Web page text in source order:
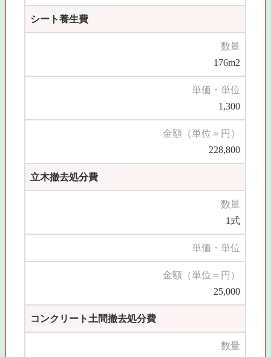
シート養生費
数量
176m2
単価・単位
1,300
金額（単位＝円）
228,800
立木撤去処分費
数量
1式
単価・単位
金額（単位＝円）
25,000
コンクリート土間撤去処分費
数量